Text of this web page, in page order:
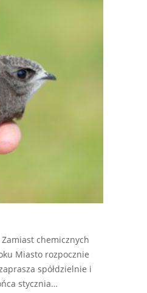
chemicznych
Miasto rozpocznie
spółdzielnie i
stycznia…